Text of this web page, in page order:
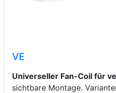
VE
Universeller Fan-Coil für
sichtbare Montage.